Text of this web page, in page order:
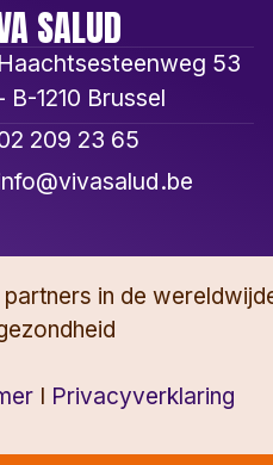
SALUD
Haachtsesteenweg 53
B-1210 Brussel
209 23 65
in de
I Privacyverklaring